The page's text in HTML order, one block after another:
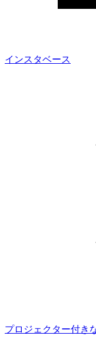
インスタベース
プロジェクター付き